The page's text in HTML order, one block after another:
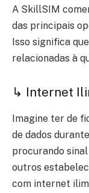
A SkillSIM
das principais
Isso significa
relacionadas à
↳ Internet
Imagine ter de
de dados
procurando
outros
com internet